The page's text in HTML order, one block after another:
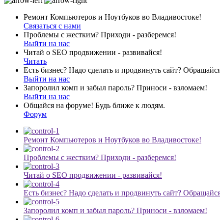
Ремонт Компьютеров и Ноутбуков во Владивостоке!
Связаться с нами
Проблемы с жестким? Приходи - разберемся!
Выйти на нас
Читай о SEO продвижении - развивайся!
Читать
Есть бизнес? Надо сделать и продвинуть сайт?
Выйти на нас
Запоролил комп и забыл пароль? Приноси - взломаем!
Выйти на нас
Общайся на форуме! Будь ближе к людям.
Форум
Ремонт Компьютеров и Ноутбуков во Владивостоке!
Проблемы с жестким? Приходи - разберемся!
Читай о SEO продвижении - развивайся!
Есть бизнес? Надо сделать и продвинуть сайт?
Запоролил комп и забыл пароль? Приноси - взломаем!